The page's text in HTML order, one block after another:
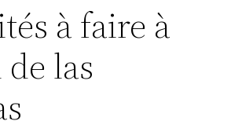
à faire à
las